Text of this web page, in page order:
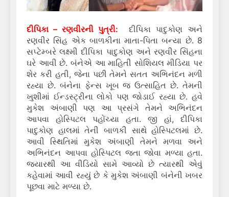
દીપિકા – રણવીરની પુત્રી: દીપિકા પાદુકોણ અને
રણવીર સિંહ એક બાળકીના માતા-પિતા બન્યા છે. 8
સપ્ટેમ્બરે લક્ષ્મી દીપિકા પાદુકોણ અને રણવીર સિંહના
ઘરે આવી છે. બંનેએ આ માહિતી સોશિયલ મીડિયા પર
શેર કરી હતી, જેના પછી તેમને સતત અભિનંદન મળી
રહ્યા છે. બંનેના ફેન્સ ખૂબ જ ઉત્સાહિત છે. તેમની
ખુશીમાં ઈન્ડસ્ટ્રીના લોકો પણ જોડાઈ રહ્યા છે. હવે
મુકેશ અંબાણી પણ આ પ્રસંગે તેમને અભિનંદન
આપવા હોસ્પિટલ પહોંચ્યા હતા. જી હાં, દીપિકા
પાદુકોણ હાલમાં તેની બાળકી સાથે હોસ્પિટલમાં છે.
આવી સ્થિતિમાં મુકેશ અંબાણી તેમને મળવા અને
અભિનંદન આપવા હોસ્પિટલ જતા જોવા મળ્યા હતા.
જ્યારથી આ વીડિયો સામે આવ્યો છે ત્યારથી એવું
કહેવામાં આવી રહ્યું છે કે મુકેશ અંબાણી બંનેની ખબર
પૂછવા માટે મળ્યા છે.